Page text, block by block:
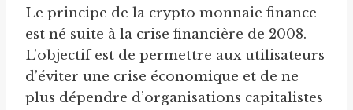
Le principe de la crypto monnaie finance
est né suite à la crise financière de 2008.
L’objectif est de permettre aux utilisateurs
d’éviter une crise économique et de ne
plus dépendre d’organisations capitalistes